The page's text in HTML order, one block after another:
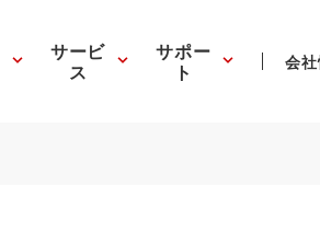
サービ
ス
サポー
ト 会